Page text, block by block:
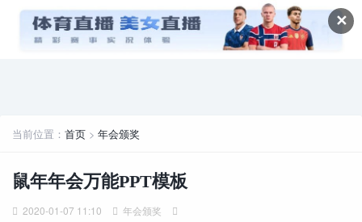
✕
当前位置： 首页 > 年会颁奖
鼠年年会万能PPT模板
2020-01-07 11:10 年会颁奖